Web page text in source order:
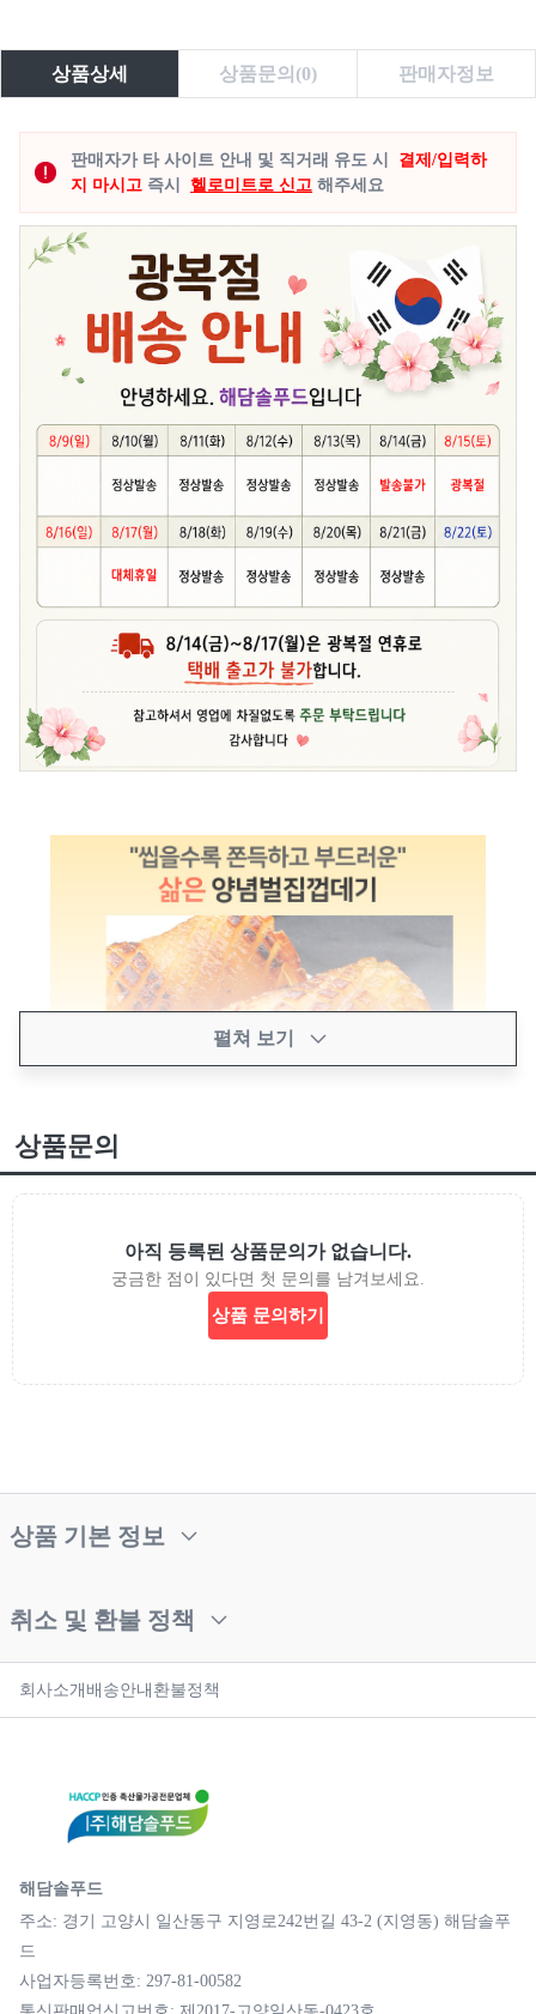
상품상세 상품문의(0) 판매자정보
판매자가 타 사이트 안내 및 직거래 유도 시
결제/입력하
지 마시고 즉시 헬로미트로 신고 해주세요
펼쳐 보기
상품문의
아직 등록된 상품문의가 없습니다.
궁금한 점이 있다면 첫 문의를 남겨보세요.
상품 문의하기
상품 기본 정보
취소 및 환불 정책
회사소개 배송안내 환불정책
해담솔푸드
주소: 경기 고양시 일산동구 지영로242번길 43-2 (지영동) 해담솔푸
드
사업자등록번호: 297-81-00582